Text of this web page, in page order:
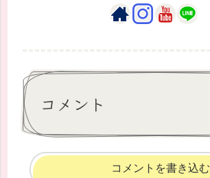
コメント
コメントを書き込む